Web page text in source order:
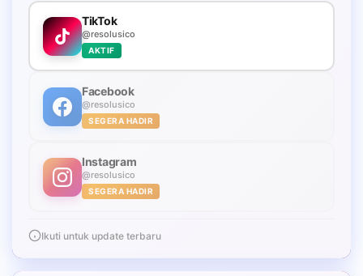
TikTok
@resolusico
AKTIF
Facebook
@resolusico
SEGERA HADIR
Instagram
@resolusico
SEGERA HADIR
Ikuti untuk update terbaru